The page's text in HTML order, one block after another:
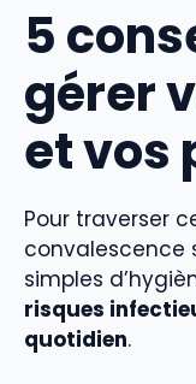
5
gérer
et vos
Pour traverser
convalescence
simples
risques
quotidien.